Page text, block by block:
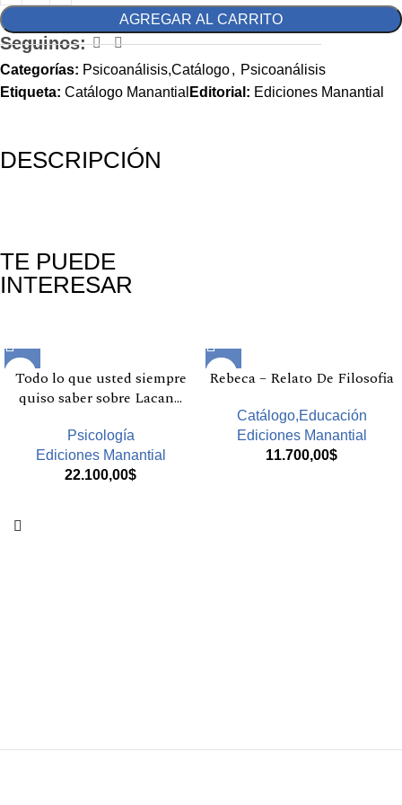
AGREGAR AL CARRITO
Seguinos:
Categorías: Psicoanálisis,Catálogo, Psicoanálisis
Etiqueta: Catálogo Manantial Editorial: Ediciones Manantial
DESCRIPCIÓN
TE PUEDE
INTERESAR
Todo lo que usted siempre
quiso saber sobre Lacan…
Psicología
Ediciones Manantial
22.100,00$
Rebeca – Relato De Filosofia
Catálogo,Educación
Ediciones Manantial
11.700,00$